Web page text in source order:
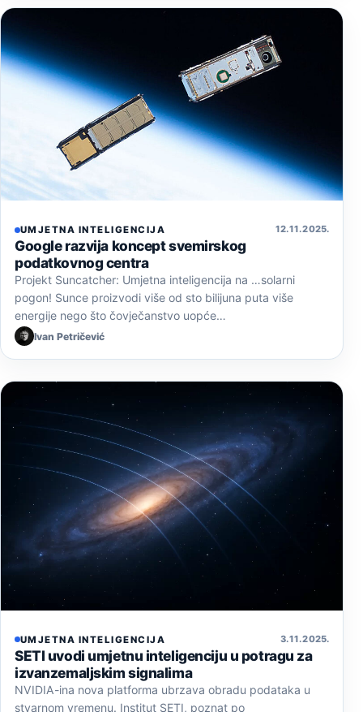
UMJETNA INTELIGENCIJA 12. 11. 2025.
Google razvija koncept svemirskog
podatkovnog centra
Projekt Suncatcher: Umjetna inteligencija na …solarni
pogon! Sunce proizvodi više od sto bilijuna puta više
energije nego što čovječanstvo uopće…
Ivan Petričević
UMJETNA INTELIGENCIJA 3. 11. 2025.
SETI uvodi umjetnu inteligenciju u potragu za
izvanzemaljskim signalima
NVIDIA-ina nova platforma ubrzava obradu podataka u
stvarnom vremenu. Institut SETI, poznat po